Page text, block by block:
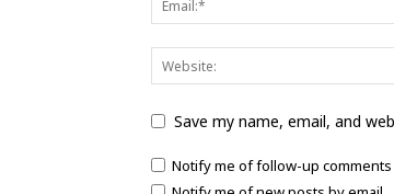
Save my name, email, and
Notify me of follow-up comments